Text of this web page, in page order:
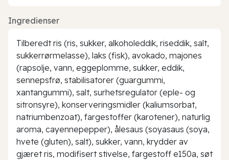
Ingredienser
Tilberedt ris (ris, sukker, alkoholeddik, riseddik, salt,
sukkerrørmelasse), laks (fisk), avokado, majones
(rapsolje, vann, eggeplomme, sukker, eddik,
sennepsfrø, stabilisatorer (guargummi,
xantangummi), salt, surhetsregulator (eple- og
sitronsyre), konserveringsmidler (kaliumsorbat,
natriumbenzoat), fargestoffer (karotener), naturlig
aroma, cayennepepper), ålesaus (soyasaus (soya,
hvete (gluten), salt), sukker, vann, krydder av
gjæret ris, modifisert stivelse, fargestoff e150a, søt